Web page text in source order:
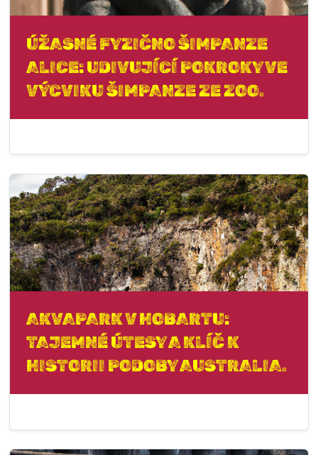
ÚŽASNÉ FYZIČNO ŠIMPANZE
ALICE: UDIVUJÍCÍ POKROKY VE
VÝCVIKU ŠIMPANZE ZE ZOO.
AKVAPARK V HOBARTU:
TAJEMNÉ ÚTESY A KLÍČ K
HISTORII PODOBY AUSTRALIA.